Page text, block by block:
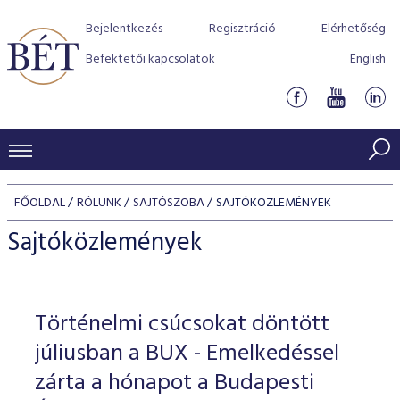
Bejelentkezés Regisztráció
Elérhetőség
Befektetői kapcsolatok
English
KERESKEDÉSI ADATOK
INDEXEK
Jelzáloglevél indexek
Vállalati kötvény indexek
Azonnali Piac
Részvények
Származékos piac
BEFEKTETŐK
Részvény szekció
Hitelpapír szekció
BÉT szabályzatok
Befektetővédelem
Alkalmazott díjstruktúra
Elszámolás
Részvény és vállalati kötvény tőzsdei bevezetését
program
BÉT Xtend - Részvénypiac egyszerűen
TŐZSDETAGOK
Tőzsdetagok, üzletkötők
VENDOROK
FŐOLDAL RÓLUNK SAJTÓSZOBA SAJTÓKÖZLEMÉNYEK
Sajtóközlemények
Történelmi csúcsokat döntött
júliusban a BUX - Emelkedéssel
zárta a hónapot a Budapesti